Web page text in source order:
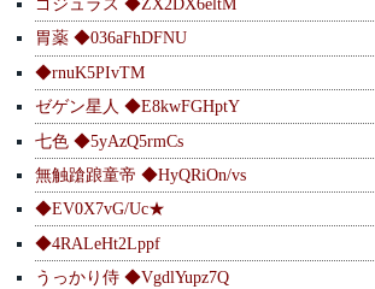
胃薬 ◆036aFhDFNU
◆rnuK5PIvTM
ゼゲン星人 ◆E8kwFGHptY
七色 ◆5yAzQ5rmCs
無触蹌踉童帝 ◆HyQRiOn/vs
◆EV0X7vG/Uc★
◆4RALeHt2Lppf
うっかり侍 ◆VgdlYupz7Q